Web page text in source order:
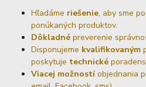
Hľadáme riešenie, aby sme
ponúkaných produktov.
Dôkladnépreverenie
Disponujeme kvalifikovaným
poskytuje technické
Viacej možnostíobjednania